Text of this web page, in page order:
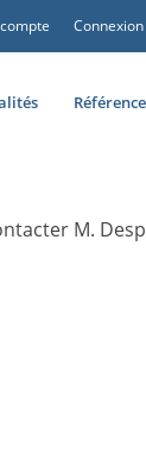
Connexion
M.